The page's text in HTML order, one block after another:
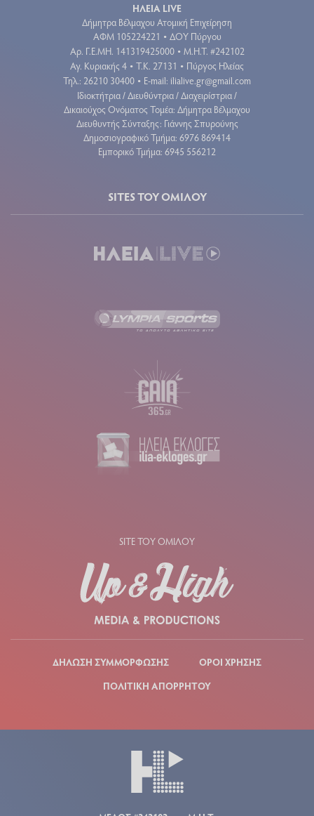
ΗΛΕΙΑ LIVE
Δήμητρα Βέλμαχου Ατομική Επιχείρηση
ΑΦΜ 105224221 • ΔΟΥ Πύργου
Aρ. Γ.Ε.ΜΗ. 141319425000 • Μ.Η.Τ. #242102
Αγ. Κυριακής 4 • Τ.Κ. 27131 • Πύργος Ηλείας
Τηλ.: 26210 30400 • E-mail: ilialive.gr@gmail.com
Ιδιοκτήτρια / Διευθύντρια / Διαχειρίστρια /
Δικαιούχος Ονόματος Τομέα: Δήμητρα Βέλμαχου
Διευθυντής Σύνταξης: Γιάννης Σπυρούνης
Δημοσιογραφικό Τμήμα: 6976 869414
Εμπορικό Τμήμα: 6945 556212
SITES ΤΟΥ ΟΜΙΛΟΥ
SITE ΤΟΥ ΟΜΙΛΟΥ
ΔΗΛΩΣΗ ΣΥΜΜΟΡΦΩΣΗΣ
ΟΡΟΙ ΧΡΗΣΗΣ
ΠΟΛΙΤΙΚΗ ΑΠΟΡΡΗΤΟΥ